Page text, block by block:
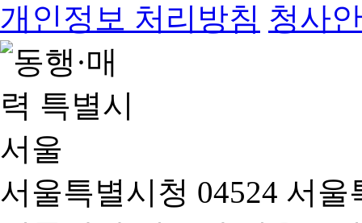
개인정보 처리방침 청사
서울특별시청 04524 서